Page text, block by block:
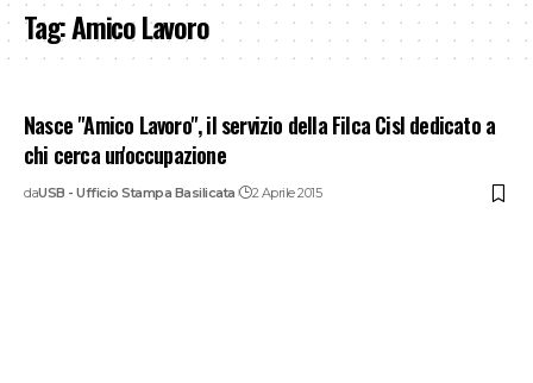
Tag:Amico Lavoro
Nasce "Amico Lavoro", il servizio della Filca Cisl dedicato a
chi cerca un'occupazione
daUSB - Ufficio Stampa Basilicata 2 Aprile 2015